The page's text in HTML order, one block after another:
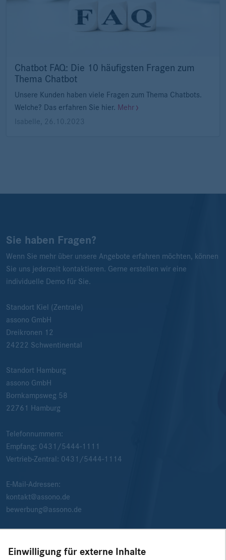
Chatbot FAQ: Die 10 häufigsten Fragen zum
Thema Chatbot
Unsere Kunden haben viele Fragen zum Thema Chatbots.
Welche? Das erfahren Sie hier. Mehr
Isabelle
26.10.2023
Sie haben Fragen?
Wenn Sie mehr über unsere Angebote erfahren möchten, können
Sie uns jederzeit kontaktieren. Gerne erstellen wir eine
individuelle Demo für Sie.
Standort Kiel (Zentrale)
assono GmbH
Dreikronen 12
24222 Schwentinental
Standort Hamburg
assono GmbH
Bornkampsweg 58
22761
Hamburg
Telefonnummern:
Empfang: 0431/5444-1111
Vertrieb-Zentral: 0431/5444-1114
E-Mail-Adressen:
kontakt@assono.de
bewerbung@assono.de
Einwilligung für externe Inhalte